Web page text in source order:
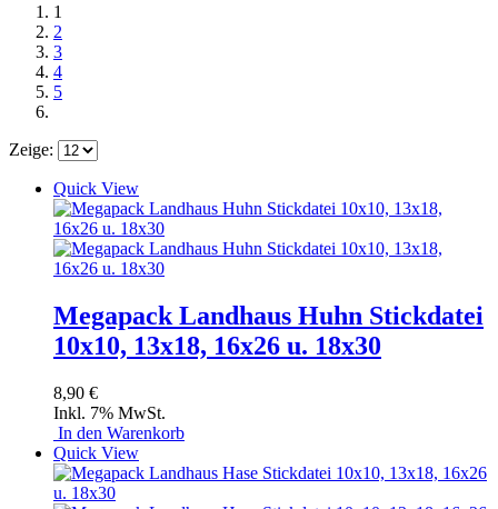
1
2
3
4
5
Zeige:
Quick View
Megapack Landhaus Huhn Stickdatei
10x10, 13x18, 16x26 u. 18x30
8,90 €
Inkl. 7% MwSt.
In den Warenkorb
Quick View